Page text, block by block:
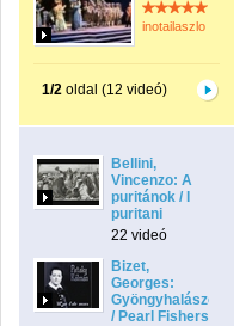
inotailaszlo
1/2oldal (12 videó)
Bellini,
Vincenzo: A
puritánok / I
puritani
22 videó
Bizet,
Georges:
Gyöngyhalászok
/ Pearl Fishers